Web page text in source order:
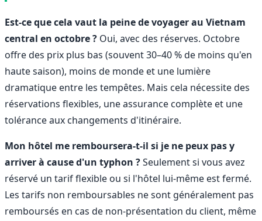
Est-ce que cela vaut la peine de voyager au Vietnam
central en octobre ? Oui, avec des réserves. Octobre
offre des prix plus bas (souvent 30–40 % de moins qu'en
haute saison), moins de monde et une lumière
dramatique entre les tempêtes. Mais cela nécessite des
réservations flexibles, une assurance complète et une
tolérance aux changements d'itinéraire.
Mon hôtel me remboursera-t-il si je ne peux pas y
arriver à cause d'un typhon ?Seulement si vous avez
réservé un tarif flexible ou si l'hôtel lui-même est fermé.
Les tarifs non remboursables ne sont généralement pas
remboursés en cas de non-présentation du client, même